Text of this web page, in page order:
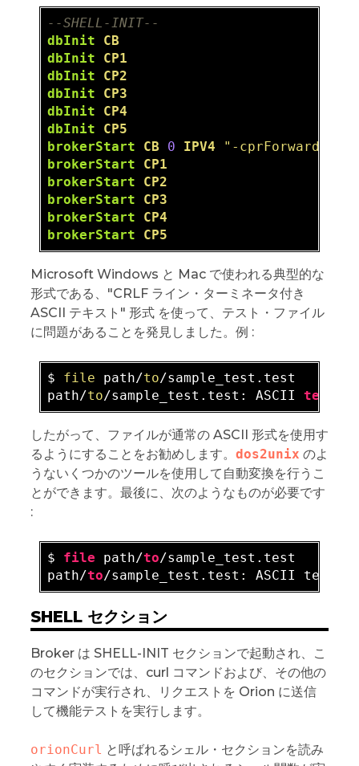
--SHELL-INIT--
dbInit
CB
dbInit
CP1
dbInit
CP2
dbInit
CP3
dbInit
CP4
dbInit
CP5
brokerStart
CB 0 IPV4
"-
brokerStart
CP1
brokerStart
CP2
brokerStart
CP3
brokerStart
CP4
brokerStart
CP5
Microsoft Windows と Mac で使われる典型的な
形式である、"CRLF ライン・ターミネータ付き
ASCII テキスト" 形式 を使って、テスト・ファイル
に問題があることを発見しました。例 :
$ file path/to/sample_test.test
path/to/sample_test.test: ASCII text
したがって、ファイルが通常の ASCII 形式を使用す
るようにすることをお勧めします。 dos2unix のよ
うないくつかのツールを使用して自動変換を行うこ
とができます。最後に、次のようなものが必要です
:
$ file path/to/sample_test.test
path/to/sample_test.test:
SHELL セクション
Broker は SHELL-INIT セクションで起動され、こ
のセクションでは、curl コマンドおよび、その他の
コマンドが実行され、リクエストを Orion に送信
して機能テストを実行します。
orionCurl と呼ばれるシェル・セクションを読み